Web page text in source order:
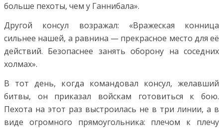
больше пехоты, чем у Ганнибала».
Другой консул возражал: «Вражеская конница
сильнее нашей, а равнина — прекрасное место для её
действий. Безопаснее занять оборону на соседних
холмах».
В тот день, когда командовал консул, желавший
битвы, он приказал войскам готовиться к бою.
Пехота на этот раз выстроилась не в три линии, а в
виде огромного прямоугольника: плечом к плечу